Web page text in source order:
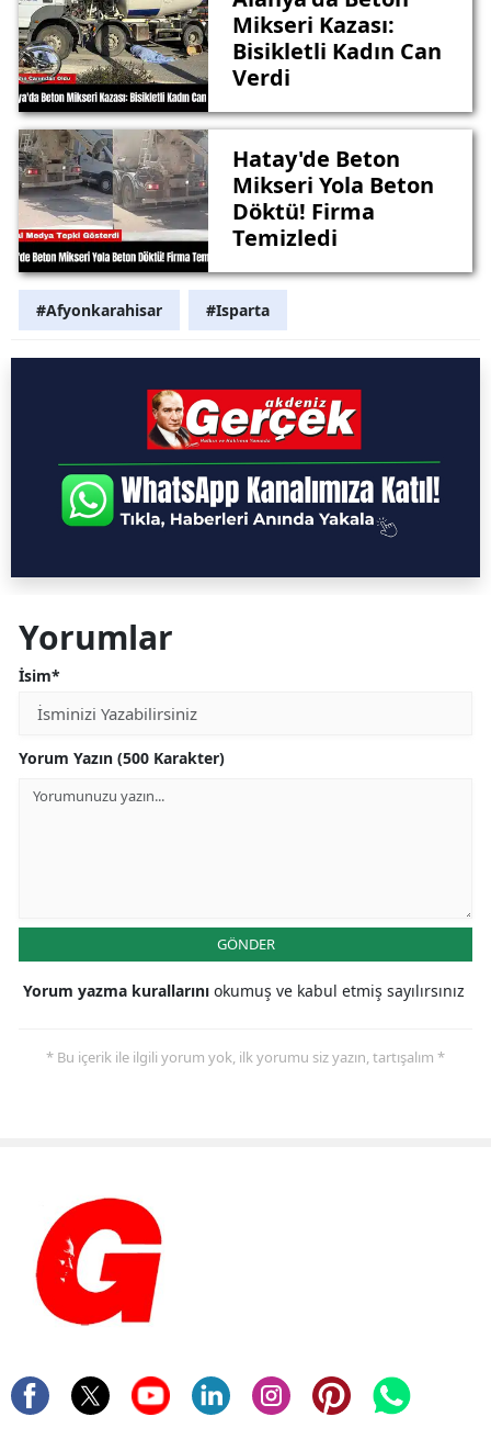
Mikseri Kazası:
Bisikletli Kadın Can
Verdi
Hatay'de Beton
Mikseri Yola Beton
Döktü! Firma
Temizledi
#Afyonkarahisar #Isparta
Yorumlar
İsim*
Yorum Yazın (500 Karakter)
GÖNDER
Yorum yazma kurallarını okumuş ve kabul etmiş sayılırsınız
* Bu içerik ile ilgili yorum yok, ilk yorumu siz yazın, tartışalım *